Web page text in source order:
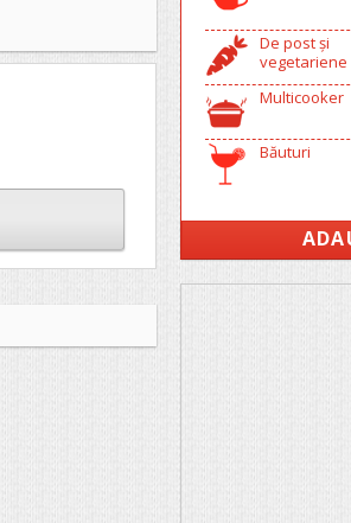
De post și
vegetariene
Multicooker
Băuturi